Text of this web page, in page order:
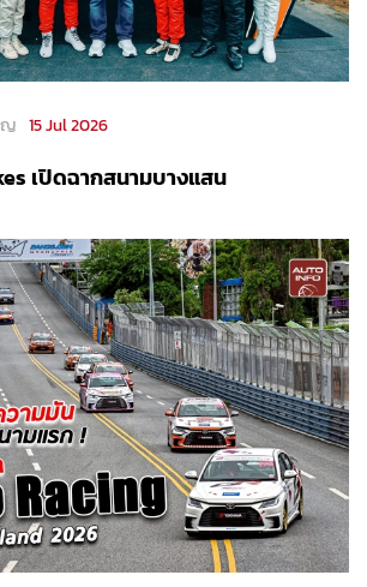
ญ 15 Jul 2026
เปิดฉากสนามบางแสน